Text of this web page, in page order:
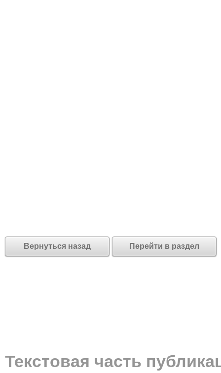
Вернуться назад Перейти в раздел
Текстовая часть